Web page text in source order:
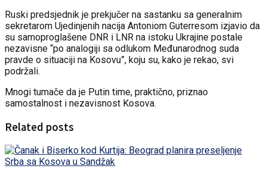
Ruski predsjednik je prekjučer na sastanku sa generalnim
sekretarom Ujedinjenih nacija Antoniom Guterresom izjavio da
su samoproglašene DNR i LNR na istoku Ukrajine postale
nezavisne “po analogiji sa odlukom Međunarodnog suda
pravde o situaciji na Kosovu”, koju su, kako je rekao, svi
podržali.
Mnogi tumače da je Putin time, praktično, priznao
samostalnost i nezavisnost Kosova.
Related posts